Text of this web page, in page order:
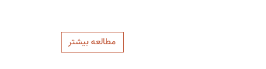
مطالعه بیشتر